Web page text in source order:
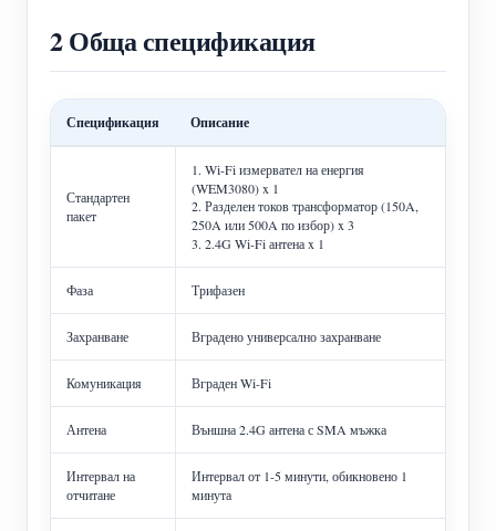
2 Обща спецификация
Спецификация Описание
Стандартен
пакет
1. Wi-Fi измервател на енергия
(WEM3080) x 1
2. Разделен токов трансформатор (150A,
250A или 500A по избор) x 3
3. 2.4G Wi-Fi антена x 1
Фаза Трифазен
Захранване Вградено универсално захранване
Комуникация Вграден Wi-Fi
Антена Външна 2.4G антена с SMA мъжка
Интервал на
отчитане
Интервал от 1-5 минути, обикновено 1
минута